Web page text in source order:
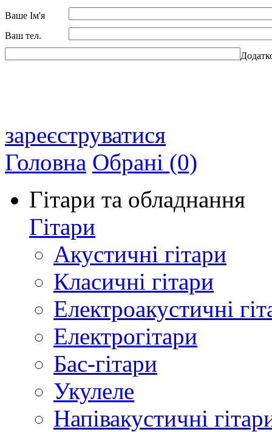
Ваше Ім'я
Ваш тел.
зареєструватися
Головна Обрані (0)
Гітари та обладнання
Гітари
Акустичні гітари
Класичні гітари
Електроакустичні
Електрогітари
Бас-гітари
Укулеле
Напівакустичні